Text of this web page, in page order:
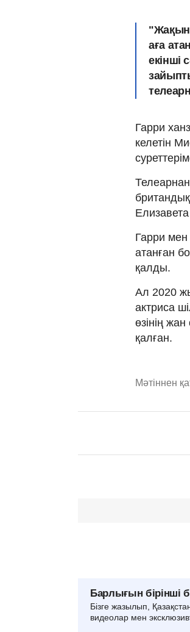
"Жақын
аға
екінші
Гарри
келетін
Гарри
атанған
қалды.
Ал 2020
актриса
өзінің
қалған.
Мәтіннен
Барлығын бірінші
Бізге жазылып,
видеолар мен